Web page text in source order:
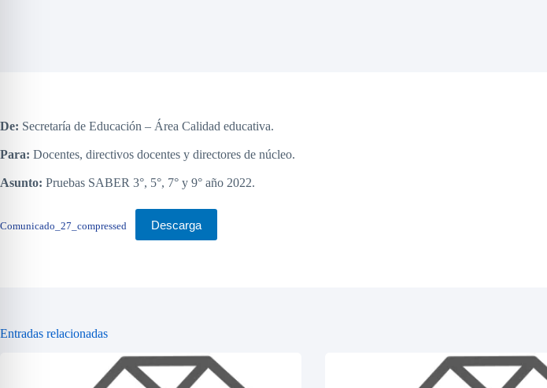
De: Secretaría de Educación – Área Calidad educativa.
Para: Docentes, directivos docentes y directores de núcleo.
Asunto: Pruebas SABER 3°, 5°, 7° y 9° año 2022.
Comunicado_27_compressed Descarga
Entradas relacionadas